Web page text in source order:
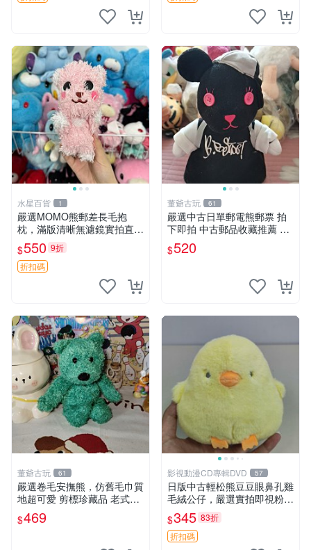
水星百貨 1
嚴選MOMO熊郵差長毛抱
枕，滿版清晰無濾鏡實拍直
銷。每周新品到貨，不容錯
過！ 郵差熊 長毛 抱枕
$550 9折
折扣碼
董爺古玩 61
嚴選中古日單郵電熊郵票 拍
下即拍 中古郵品收藏推薦 郵
票 郵電熊 日本
$520
董爺古玩 61
嚴選卷毛安撫熊，仿舊毛巾質
地超可愛 剪標珍藏品 老式毛
巾質地 安撫熊 款式
$469
影視動漫CD專輯DVD 57
日版中古輕松熊豆豆眼鼻孔雞
毛絨公仔，嚴選實拍即視粉絲
必買 公仔紙箱氣泡膜精心包
裝快速發貨 輕松熊 公仔 雞毛
絨
$345 83折
折扣碼